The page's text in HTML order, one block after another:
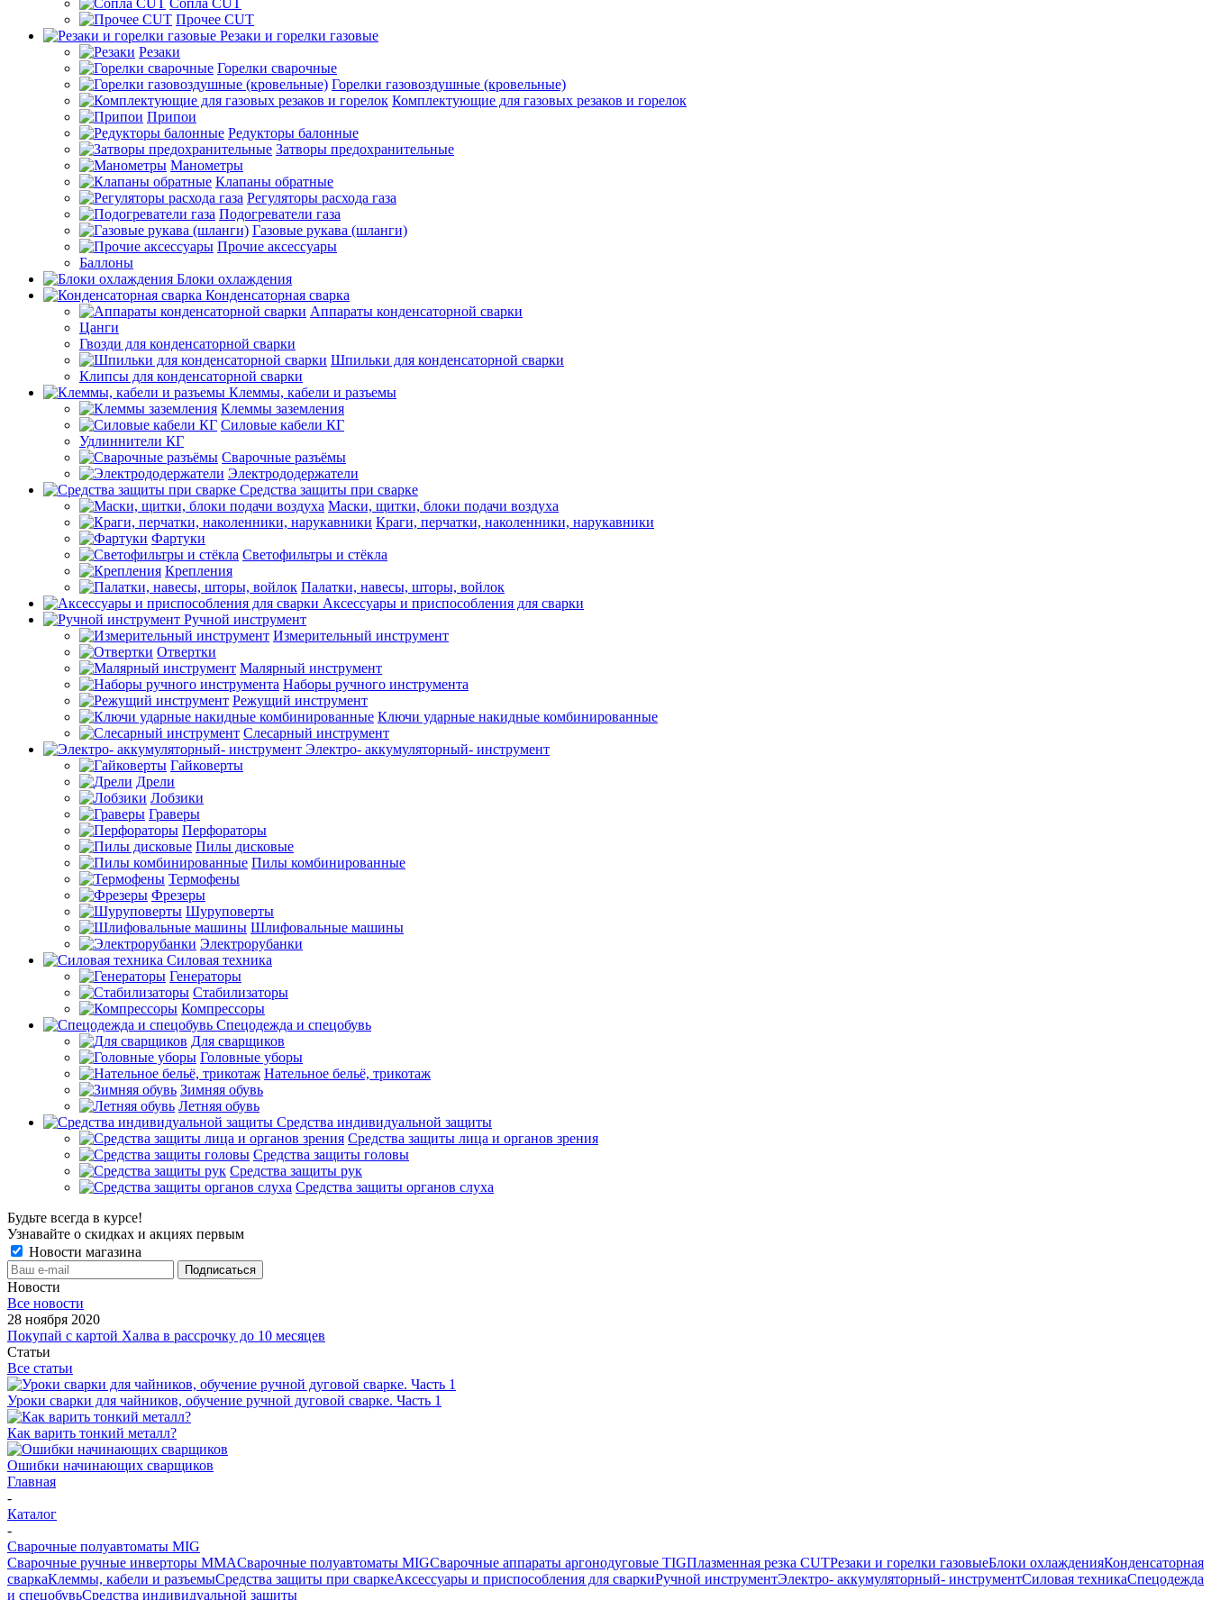
Сопла CUT
Прочее CUT
Резаки и горелки газовые
Резаки
Горелки сварочные
Горелки газовоздушные (кровельные)
Комплектующие для газовых резаков и горелок
Припои
Редукторы балонные
Затворы предохранительные
Манометры
Клапаны обратные
Регуляторы расхода газа
Подогреватели газа
Газовые рукава (шланги)
Прочие аксессуары
Баллоны
Блоки охлаждения
Конденсаторная сварка
Аппараты конденсаторной сварки
Цанги
Гвозди для конденсаторной сварки
Шпильки для конденсаторной сварки
Клипсы для конденсаторной сварки
Клеммы, кабели и разъемы
Клеммы заземления
Силовые кабели КГ
Удлиннители КГ
Сварочные разъёмы
Электрододержатели
Средства защиты при сварке
Маски, щитки, блоки подачи воздуха
Краги, перчатки, наколенники, нарукавники
Фартуки
Светофильтры и стёкла
Крепления
Палатки, навесы, шторы, войлок
Аксессуары и приспособления для сварки
Ручной инструмент
Измерительный инструмент
Отвертки
Малярный инструмент
Наборы ручного инструмента
Режущий инструмент
Ключи ударные накидные комбинированные
Слесарный инструмент
Электро- аккумуляторный- инструмент
Гайковерты
Дрели
Лобзики
Граверы
Перфораторы
Пилы дисковые
Пилы комбинированные
Термофены
Фрезеры
Шуруповерты
Шлифовальные машины
Электрорубанки
Силовая техника
Генераторы
Стабилизаторы
Компрессоры
Спецодежда и спецобувь
Для сварщиков
Головные уборы
Нательное бельё, трикотаж
Зимняя обувь
Летняя обувь
Средства индивидуальной защиты
Средства защиты лица и органов зрения
Средства защиты головы
Средства защиты рук
Средства защиты органов слуха
Будьте всегда в курсе!
Узнавайте о скидках и акциях первым
Новости магазина
Новости
Все новости
28 ноября 2020
Покупай с картой Халва в рассрочку до 10 месяцев
Статьи
Все статьи
Уроки сварки для чайников, обучение ручной дуговой сварке. Часть 1
Как варить тонкий металл?
Ошибки начинающих сварщиков
Главная
-
Каталог
-
Сварочные полуавтоматы MIG
Сварочные ручные инверторы MMAСварочные полуавтоматы MIGСварочные аппараты аргонодуговые TIGПлазменная резка CUTРезаки и горелки газовыеБлоки охлажденияКонденсаторная
сваркаКлеммы, кабели и разъемыСредства защиты при сваркеАксессуары и приспособления для сваркиРучной инструментЭлектро- аккумуляторный- инструментСиловая техникаСпецодежда
и спецобувьСредства индивидуальной защиты